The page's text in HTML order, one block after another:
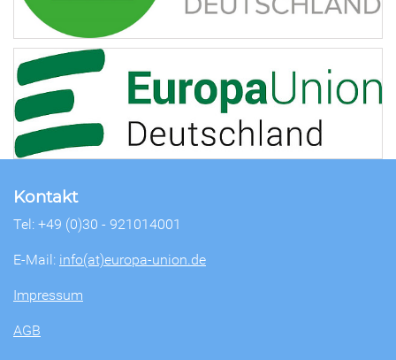
Kontakt
Tel: +49 (0)30 - 921014001
E-Mail: info(at)europa-union.de
Impressum
AGB